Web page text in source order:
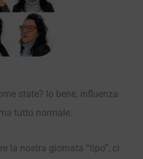
state? Io bene, influenza
tutto normale.
la nostra giornata “tipo”, ci